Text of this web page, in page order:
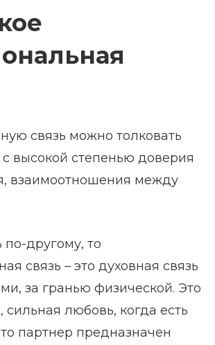
связь можно толковать
с высокой степенью доверия
взаимоотношения между
по-другому, то
связь – это духовная связь
за гранью физической. Это
сильная любовь, когда есть
партнер предназначен